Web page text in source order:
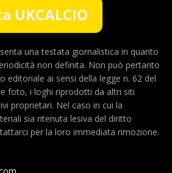
UKCALCIO
una testata giornalistica in quanto
non definita. Non può pertanto
editoriale ai sensi della legge n. 62 del
foto, i loghi riprodotti da altri siti
proprietari. Nel caso in cui la
sia ritenuta lesiva del diritto
per la loro immediata rimozione.